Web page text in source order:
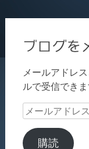
ブログを
メールアドレ
ルで受信できま
メ
ル
購読